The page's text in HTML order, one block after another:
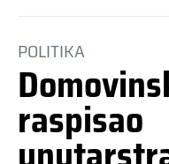
POLITIKA
raspisao